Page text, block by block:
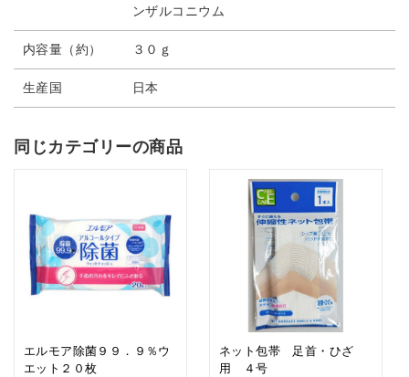
ンザルコニウム
内容量（約） ３０ｇ
生産国 日本
同じカテゴリーの商品
エルモア除菌９９．９％ウ
エット２０枚
ネット包帯 足首・ひざ
用 ４号